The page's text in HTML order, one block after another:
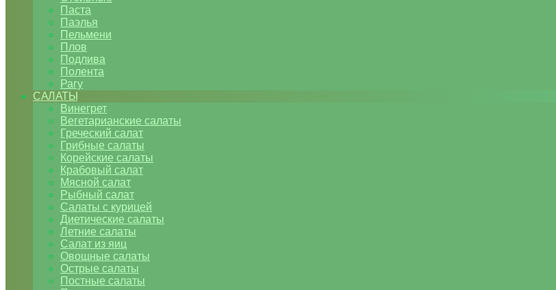
Паста
Паэлья
Пельмени
Плов
Подлива
Полента
Рагу
САЛАТЫ
Винегрет
Вегетарианские салаты
Греческий салат
Грибные салаты
Корейские салаты
Крабовый салат
Мясной салат
Рыбный салат
Салаты с курицей
Диетические салаты
Летние салаты
Салат из яиц
Овощные салаты
Острые салаты
Постные салаты